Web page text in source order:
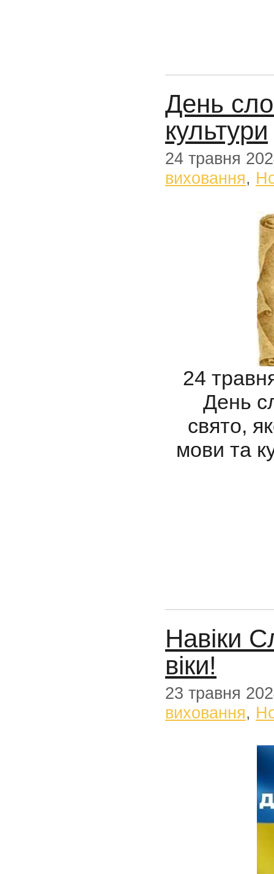
День
культури
24 травня
виховання,
24
День
свято,
мови та
Навіки
віки!
23 травня
виховання,